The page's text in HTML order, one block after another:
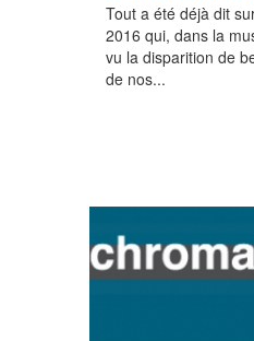
Tout a été déjà dit
2016 qui, dans la
vu la disparition de
de nos...